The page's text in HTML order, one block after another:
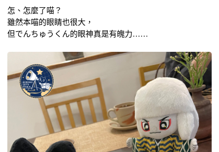
怎、怎麼了喵？
雖然本喵的眼睛也很大，
但でんちゅうくん的眼神真是有魄力……